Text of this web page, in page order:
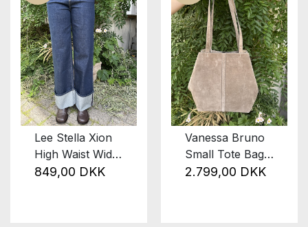
Lee Stella Xion
High Waist Wide
Leg
849,00 DKK
Vanessa Bruno
Small Tote Bag
Taupe
2.799,00 DKK